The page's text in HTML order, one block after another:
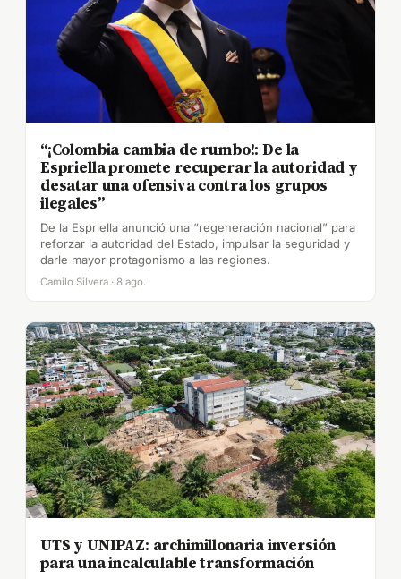
“¡Colombia cambia de rumbo!: De la
Espriella promete recuperar la autoridad y
desatar una ofensiva contra los grupos
ilegales”
De la Espriella anunció una “regeneración nacional” para
reforzar la autoridad del Estado, impulsar la seguridad y
darle mayor protagonismo a las regiones.
Camilo Silvera · 8 ago.
UTS y UNIPAZ: archimillonaria inversión
para una incalculable transformación